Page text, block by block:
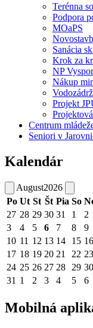
Terénna
Podpora
MOaPS
Sanácia
Krok za
NP
Nákup
Projekt
Centrum
Seniori v
Kalendár
August2026
Po Ut St Št Pia So
27 28 29 30 31 1
2
3
4 5 6 7 8
9
10 11 12 13 14 15 16
17 18 19 20 21 22 23
24 25 26 27 28 29 30
31 1 2 3 4 5 6
Mobilná